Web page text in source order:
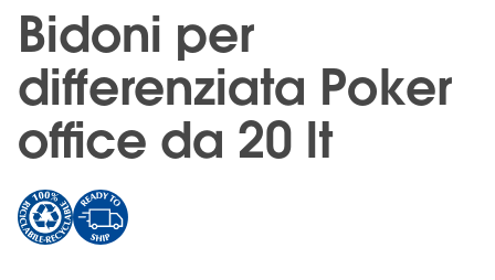
Bidoni per
differenziata Poker
office da 20 lt